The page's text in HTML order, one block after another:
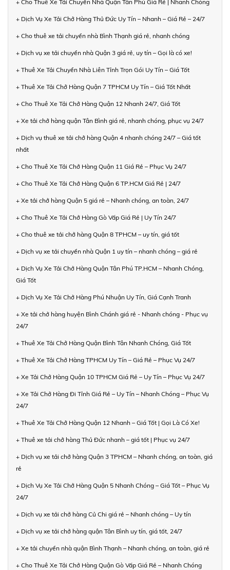
+ Cho Thuê Xe Tải Chuyển Nhà Quận Tân Phú Giá Rẻ | Nhanh Chóng
+ Dịch Vụ Xe Tải Chở Hàng Thủ Đức Uy Tín – Nhanh – Giá Rẻ – 24/7
+ Cho thuê xe tải chuyển nhà Bình Thạnh giá rẻ, nhanh chóng
+ Dịch vụ xe tải chuyển nhà Quận 3 giá rẻ, uy tín – Gọi là có xe!
+ Thuê Xe Tải Chuyển Nhà Liên Tỉnh Trọn Gói Uy Tín – Giá Tốt
+ Thuê Xe Tải Chở Hàng Quận 7 TPHCM Uy Tín – Giá Tốt Nhất
+ Cho Thuê Xe Tải Chở Hàng Quận 12 Nhanh 24/7, Giá Tốt
+ Xe tải chở hàng quận Tân Bình giá rẻ, nhanh chóng, phục vụ 24/7
+ Dịch vụ thuê xe tải chở hàng Quận 4 nhanh chóng 24/7 – Giá tốt
nhất
+ Cho Thuê Xe Tải Chở Hàng Quận 11 Giá Rẻ – Phục Vụ 24/7
+ Cho Thuê Xe Tải Chở Hàng Quận 6 TP.HCM Giá Rẻ | 24/7
+ Xe tải chở hàng Quận 5 giá rẻ – Nhanh chóng, an toàn, 24/7
+ Cho Thuê Xe Tải Chở Hàng Gò Vấp Giá Rẻ | Uy Tín 24/7
+ Cho thuê xe tải chở hàng Quận 8 TPHCM – uy tín, giá tốt
+ Dịch vụ xe tải chuyển nhà Quận 1 uy tín – nhanh chóng – giá rẻ
+ Dịch Vụ Xe Tải Chở Hàng Quận Tân Phú TP.HCM – Nhanh Chóng,
Giá Tốt
+ Dịch Vụ Xe Tải Chở Hàng Phú Nhuận Uy Tín, Giá Cạnh Tranh
+ Xe tải chở hàng huyện Bình Chánh giá rẻ - Nhanh chóng - Phục vụ
24/7
+ Thuê Xe Tải Chở Hàng Quận Bình Tân Nhanh Chóng, Giá Tốt
+ Thuê Xe Tải Chở Hàng TPHCM Uy Tín – Giá Rẻ – Phục Vụ 24/7
+ Xe Tải Chở Hàng Quận 10 TPHCM Giá Rẻ – Uy Tín – Phục Vụ 24/7
+ Xe Tải Chở Hàng Đi Tỉnh Giá Rẻ – Uy Tín – Nhanh Chóng – Phục Vụ
24/7
+ Thuê Xe Tải Chở Hàng Quận 12 Nhanh – Giá Tốt | Gọi Là Có Xe!
+ Thuê xe tải chở hàng Thủ Đức nhanh – giá tốt | Phục vụ 24/7
+ Dịch vụ xe tải chở hàng Quận 3 TPHCM – Nhanh chóng, an toàn, giá
rẻ
+ Dịch Vụ Xe Tải Chở Hàng Quận 5 Nhanh Chóng – Giá Tốt – Phục Vụ
24/7
+ Dịch vụ xe tải chở hàng Củ Chi giá rẻ – Nhanh chóng – Uy tín
+ Dịch vụ xe tải chở hàng quận Tân Bình uy tín, giá tốt, 24/7
+ Xe tải chuyển nhà quận Bình Thạnh – Nhanh chóng, an toàn, giá rẻ
+ Cho Thuê Xe Tải Chở Hàng Quận Gò Vấp Giá Rẻ – Nhanh Chóng